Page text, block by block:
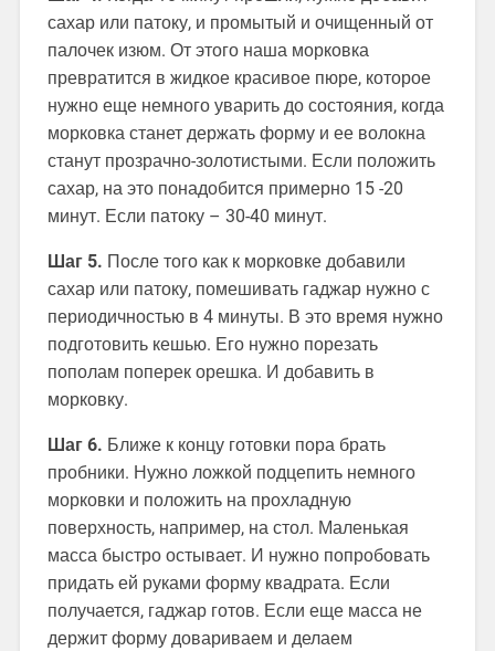
сахар или патоку, и промытый и очищенный от
палочек изюм. От этого наша морковка
превратится в жидкое красивое пюре, которое
нужно еще немного уварить до состояния, когда
морковка станет держать форму и ее волокна
станут прозрачно-золотистыми. Если положить
сахар, на это понадобится примерно 15 -20
минут. Если патоку – 30-40 минут.
Шаг 5. После того как к морковке добавили
сахар или патоку, помешивать гаджар нужно с
периодичностью в 4 минуты. В это время нужно
подготовить кешью. Его нужно порезать
пополам поперек орешка. И добавить в
морковку.
Шаг 6. Ближе к концу готовки пора брать
пробники. Нужно ложкой подцепить немного
морковки и положить на прохладную
поверхность, например, на стол. Маленькая
масса быстро остывает. И нужно попробовать
придать ей руками форму квадрата. Если
получается, гаджар готов. Если еще масса не
держит форму довариваем и делаем